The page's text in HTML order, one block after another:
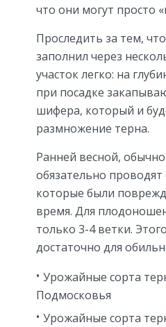
что они могут просто
Проследить за тем,
заполнил через
участок легко: на
при посадке
шифера, который и
размножение терна.
Ранней весной,
обязательно проводят
которые были
время. Для
только 3-4 ветки.
достаточно для
Урожайные сорта
Подмосковья
Урожайные сорта